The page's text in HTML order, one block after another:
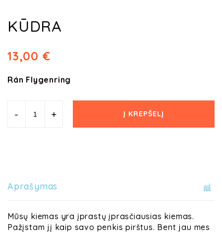
KŪDRA
13,00 €
Rán Flygenring
- + Į KREPŠELĮ
Aprašymas
Mūsų kiemas yra įprastų įprasčiausias kiemas.
Pažįstam jį kaip savo penkis pirštus. Bent jau mes